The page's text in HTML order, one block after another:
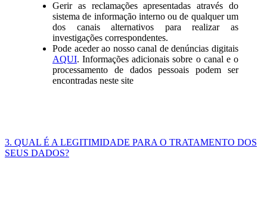
Gerir as reclamações apresentadas através do
sistema de informação interno ou de qualquer um
dos canais alternativos para realizar as
investigações correspondentes.
Pode aceder ao nosso canal de denúncias digitais
AQUI. Informações adicionais sobre o canal e o
processamento de dados pessoais podem ser
encontradas neste site
3. QUAL É A LEGITIMIDADE PARA O TRATAMENTO DOS
SEUS DADOS?